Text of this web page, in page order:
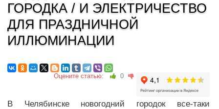
ГОРОДКА / И ЭЛЕКТРИЧЕСТВО
ДЛЯ ПРАЗДНИЧНОЙ
ИЛЛЮМИНАЦИИ
Оцените статью: 0
В Челябинске новогодний городок все-таки